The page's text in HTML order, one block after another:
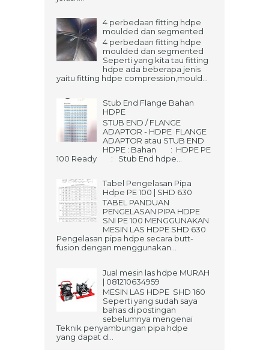
4 perbedaan fitting hdpe
moulded dan segmented
4 perbedaan fitting hdpe
moulded dan segmented
Seperti yang kita tau fitting
hdpe ada beberapa jenis
yaitu fitting hdpe compression,mould...
Stub End Flange Bahan
HDPE
STUB END / FLANGE
ADAPTOR - HDPE FLANGE
ADAPTOR atau STUB END
HDPE : Bahan : HDPE PE
100 Ready : Stub End hdpe...
Tabel Pengelasan Pipa
Hdpe PE 100 | SHD 630
TABEL PANDUAN
PENGELASAN PIPA HDPE
SNI PE 100 MENGGUNAKAN
MESIN LAS HDPE SHD 630
Pengelasan pipa hdpe secara butt-
fusion dengan menggunakan...
Jual mesin las hdpe MURAH
| 081210634959
MESIN LAS HDPE SHD 160
Seperti yang sudah saya
bahas di postingan
sebelumnya mengenai
Teknik penyambungan pipa hdpe
yang dapat d...